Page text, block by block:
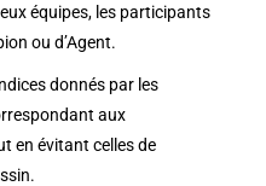
équipes, les participants
ou d’Agent.
donnés par les
aux
en évitant celles de